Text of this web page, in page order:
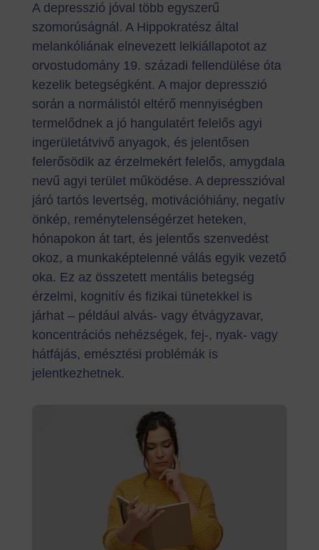
A depresszió jóval több egyszerű
szomorúságnál. A Hippokratész által
melankóliának elnevezett lelkiállapotot az
orvostudomány 19. századi fellendülése óta
kezelik betegségként. A major depresszió
során a normálistól eltérő mennyiségben
termelődnek a jó hangulatért felelős agyi
ingerületátvivő anyagok, és jelentősen
felerősödik az érzelmekért felelős, amygdala
nevű agyi terület működése. A depresszióval
járó tartós levertség, motivációhiány, negatív
önkép, reménytelenségérzet heteken,
hónapokon át tart, és jelentős szenvedést
okoz, a munkaképtelenné válás egyik vezető
oka. Ez az összetett mentális betegség
érzelmi, kognitív és fizikai tünetekkel is
járhat – például alvás- vagy étvágyzavar,
koncentrációs nehézségek, fej-, nyak- vagy
hátfájás, emésztési problémák is
jelentkezhetnek.